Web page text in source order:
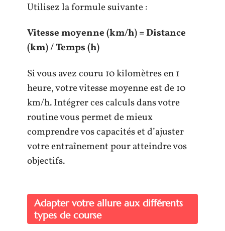
Utilisez la formule suivante :
Vitesse moyenne (km/h) = Distance
(km) / Temps (h)
Si vous avez couru 10 kilomètres en 1
heure, votre vitesse moyenne est de 10
km/h. Intégrer ces calculs dans votre
routine vous permet de mieux
comprendre vos capacités et d’ajuster
votre entraînement pour atteindre vos
objectifs.
Adapter votre allure aux différents
types de course